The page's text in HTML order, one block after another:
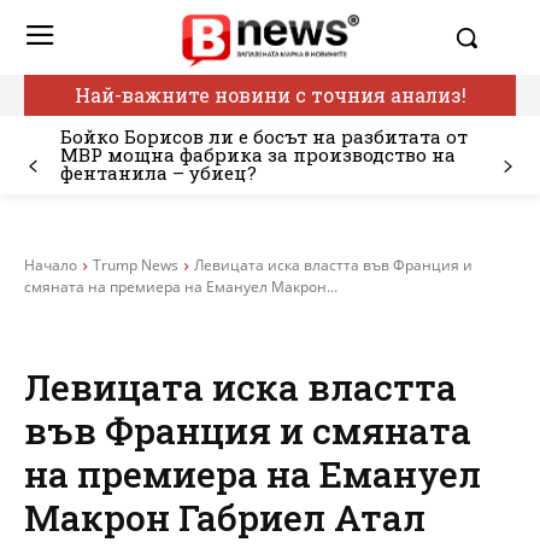
Най-важните новини с точния анализ!
Бойко Борисов ли е босът на разбитата от
МВР мощна фабрика за производство на
фентанила – убиец?
Начало Trump News
Левицата иска властта във Франция и
смяната на премиера на Емануел Макрон...
Левицата иска властта
във Франция и смяната
на премиера на Емануел
Макрон Габриел Атал